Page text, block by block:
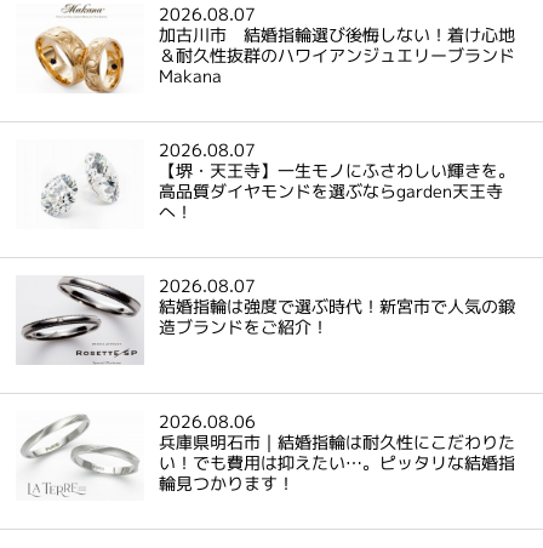
2026.08.07
加古川市 結婚指輪選び後悔しない！着け心地
＆耐久性抜群のハワイアンジュエリーブランド
Makana
2026.08.07
【堺・天王寺】一生モノにふさわしい輝きを。
高品質ダイヤモンドを選ぶならgarden天王寺
へ！
2026.08.07
結婚指輪は強度で選ぶ時代！新宮市で人気の鍛
造ブランドをご紹介！
2026.08.06
兵庫県明石市｜結婚指輪は耐久性にこだわりた
い！でも費用は抑えたい…。ピッタリな結婚指
輪見つかります！